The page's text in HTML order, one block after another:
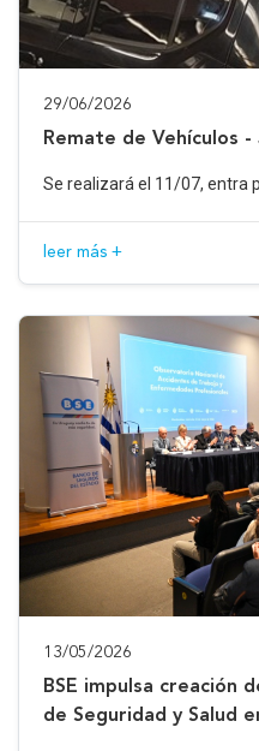
29/06/2026
Remate de Vehículos -
Se realizará el 11/07, entra
leer más +
13/05/2026
BSE impulsa creación
de Seguridad y Salud